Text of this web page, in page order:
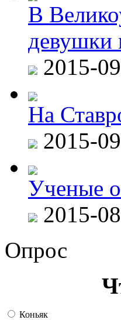
В
2015-
На
2015-
Ученые
2015-
Опрос
Коньяк